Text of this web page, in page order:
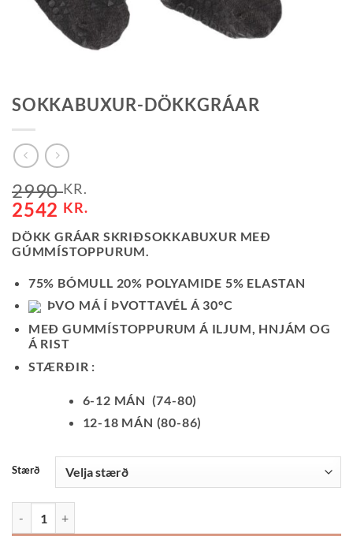
SOKKABUXUR-DÖKKGRÁAR
2990KR.
2542 KR.
DÖKK GRÁAR SKRIÐSOKKABUXUR MEÐ
GÚMMÍSTOPPURUM.
75% BÓMULL 20% POLYAMIDE 5% ELASTAN
ÞVO MÁ Í ÞVOTTAVÉL Á 30°C
MEÐ GUMMÍSTOPPURUM Á ILJUM, HNJÁM OG
Á RIST
STÆRÐIR :
6-12 MÁN (74-80)
12-18 MÁN (80-86)
Stærð